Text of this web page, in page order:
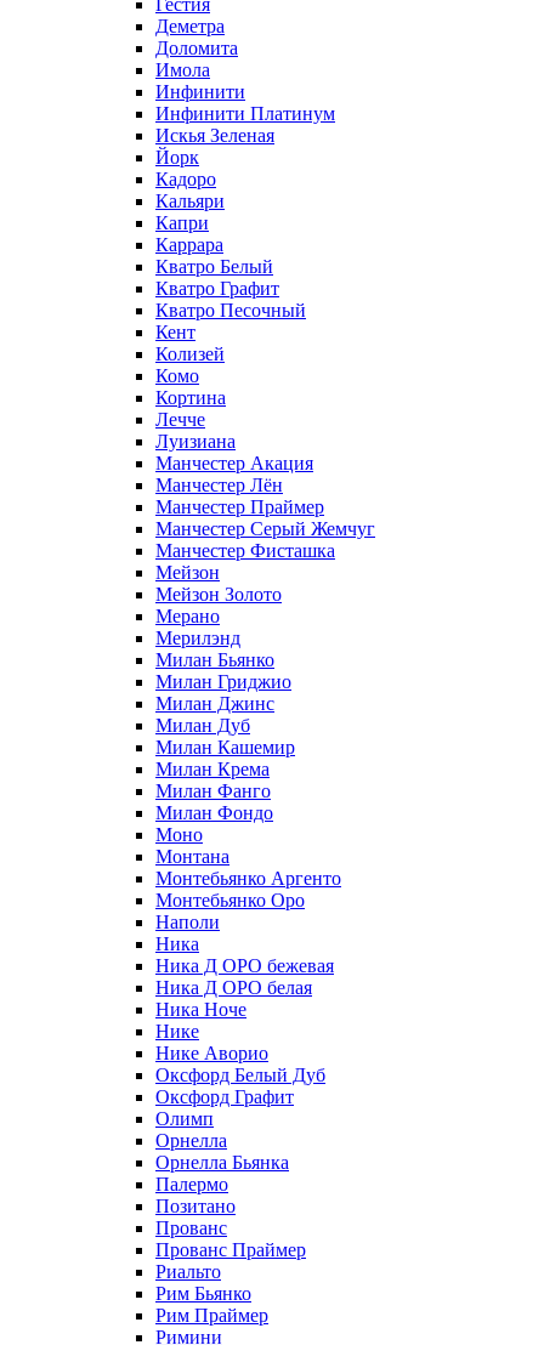
Деметра
Доломита
Имола
Инфинити
Инфинити Платинум
Искья Зеленая
Йорк
Кадоро
Кальяри
Капри
Каррара
Кватро Белый
Кватро Графит
Кватро Песочный
Кент
Колизей
Комо
Кортина
Лечче
Луизиана
Манчестер Акация
Манчестер Лён
Манчестер Праймер
Манчестер Серый Жемчуг
Манчестер Фисташка
Мейзон
Мейзон Золото
Мерано
Мерилэнд
Милан Бьянко
Милан Гриджио
Милан Джинс
Милан Дуб
Милан Кашемир
Милан Крема
Милан Фанго
Милан Фондо
Моно
Монтана
Монтебьянко Аргенто
Монтебьянко Оро
Наполи
Ника
Ника Д ОРО бежевая
Ника Д ОРО белая
Ника Ноче
Нике
Нике Аворио
Оксфорд Белый Дуб
Оксфорд Графит
Олимп
Орнелла
Орнелла Бьянка
Палермо
Позитано
Прованс
Прованс Праймер
Риальто
Рим Бьянко
Рим Праймер
Римини